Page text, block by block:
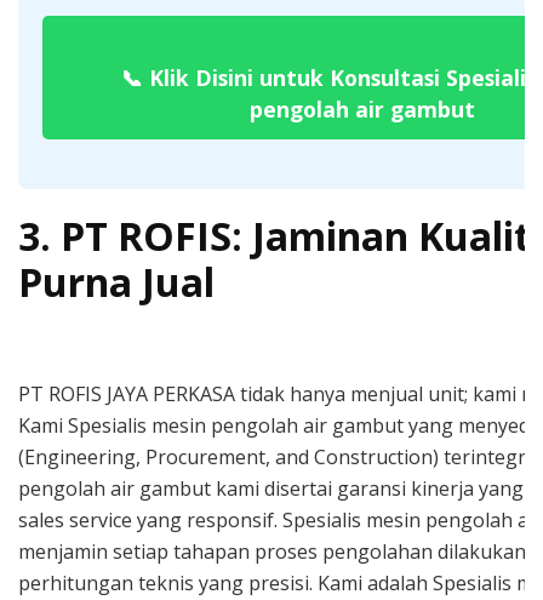
📞 Klik Disini untuk Konsultasi Spesialis
pengolah air gambut
3. PT ROFIS: Jaminan
Purna Jual
PT ROFIS JAYA PERKASA tidak hanya menjual unit; kami
Kami Spesialis mesin pengolah air gambut yang
(Engineering, Procurement, and Construction)
pengolah air gambut kami disertai garansi kinerja yang
sales service yang responsif. Spesialis mesin pengolah
menjamin setiap tahapan proses pengolahan dilakukan
perhitungan teknis yang presisi. Kami adalah Spesialis